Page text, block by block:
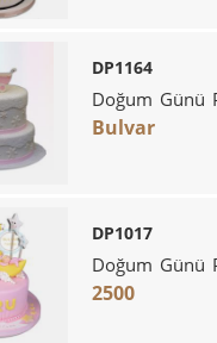
DP1164
Doğum Günü
Bulvar
DP1017
Doğum Günü
2500